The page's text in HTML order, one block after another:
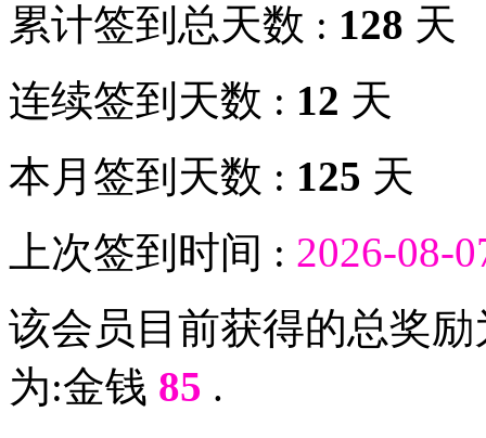
累计签到总天数 : 128 天
连续签到天数 : 12 天
本月签到天数 : 125 天
上次签到时间 : 2026-08-
该会员目前获得的总奖
为:金钱 85 .